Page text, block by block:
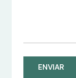
ENVIAR